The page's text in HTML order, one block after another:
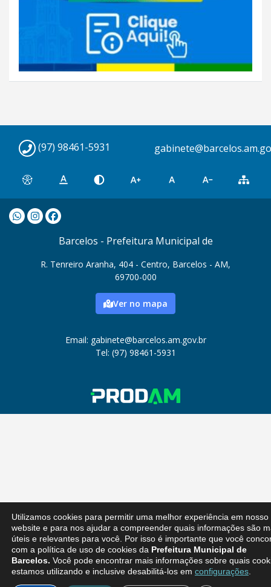
(97) 98461-5931
Barcelos - Prefeitura Municipal de
R. Tenreiro Aranha, 404 - Centro, Barcelos - AM,
69700-000
Ver no mapa
Email: gabinete@barcelos.am.gov.br
Tel: (97) 98461-5931
Utilizamos cookies para permitir uma melhor experiência em nosso
website e para nos ajudar a compreender quais informações são
úteis e relevantes para você. Por isso é importante que você
com a política de uso de cookies da Prefeitura Municipal de
Barcelos. Você pode encontrar mais informações sobre quais
estamos utilizando e inclusive desabilitá-los em configurações